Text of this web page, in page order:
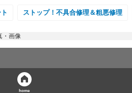
ストップ！不具合修理＆粗悪修理
・画像
home